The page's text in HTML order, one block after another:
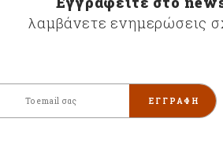
περιβαλλοντικής
διαχείρισης
διαχείρισης
της
υγείας
λαμβάνετε ενημερώσεις